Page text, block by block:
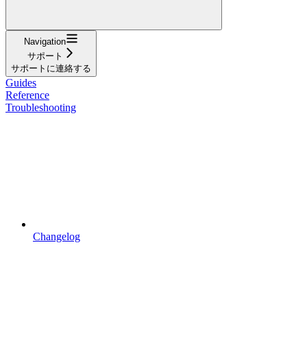
Navigation
サポート
サポートに連絡する
Guides
Reference
Troubleshooting
Changelog